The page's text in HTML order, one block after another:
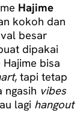
Hajime
kokoh dan
besar
dipakai
Hajime bisa
, tapi tetap
ngasih vibes
lagi hangout